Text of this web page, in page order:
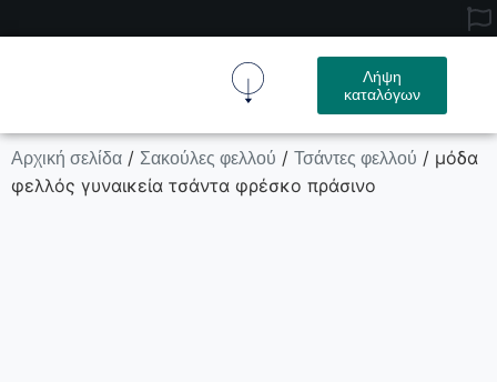
Λήψη
καταλόγων
Αρχική σελίδα / Σακούλες φελλού / Τσάντες φελλού / μόδα
φελλός γυναικεία τσάντα φρέσκο πράσινο